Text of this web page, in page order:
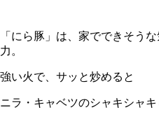
「にら豚」は、家でできそう
力。
強い火で、サッと炒めると
ニラ・キャベツのシャキシャキ